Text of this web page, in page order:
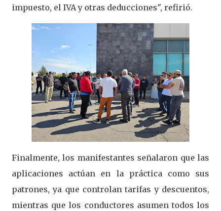
impuesto, el IVA y otras deducciones", refirió.
Finalmente, los manifestantes señalaron que las
aplicaciones actúan en la práctica como sus
patrones, ya que controlan tarifas y descuentos,
mientras que los conductores asumen todos los